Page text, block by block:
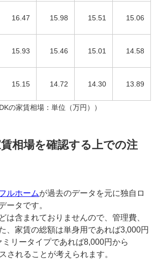
16.47 15.98 15.51 15.06
15.93 15.46 15.01 14.58
15.15 14.72 14.30 13.89
の家賃相場：単位（万円））
相場を確認する上での注
ルホームが過去のデータを元に独自ロ
ータです。
は含まれておりませんので、管理費、
、家賃の総額は単身用であれば3,000円
リータイプであれば8,000円から
されることが考えられます。